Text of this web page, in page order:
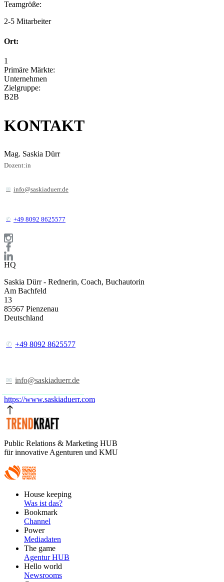
Teamgröße:
2-5 Mitarbeiter
Ort:
1
Primäre Märkte:
Unternehmen
Zielgruppe:
B2B
KONTAKT
Mag. Saskia Dürr
Dozent:in
info@saskiaduerr.de
+49 8092 8625577
HQ
Saskia Dürr - Rednerin, Coach, Buchautorin
Am Bachfeld
13
85567 Pienzenau
Deutschland
+49 8092 8625577
info@saskiaduerr.de
https://www.saskiaduerr.com
Public Relations & Marketing HUB
für innovative Agenturen und KMU
FooterHouse keeping
Was ist das?
Bookmark
Channel
Power
Mediadaten
The game
Agentur HUB
Hello world
Newsrooms